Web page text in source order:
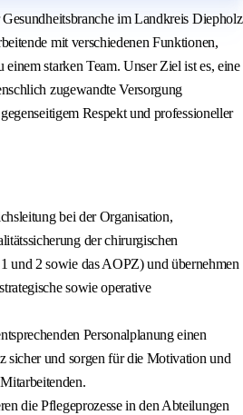
im Landkreis Diepholz
mit verschiedenen Funktionen,
einem starken Team. Unser Ziel ist es, eine
zugewandte Versorgung
Respekt und professioneller
bei der Organisation,
der chirurgischen
und 2 sowie das AOPZ) und übernehmen
sowie operative
Personalplanung einen
sicher und sorgen für die Motivation und
die Pflegeprozesse in den Abteilungen